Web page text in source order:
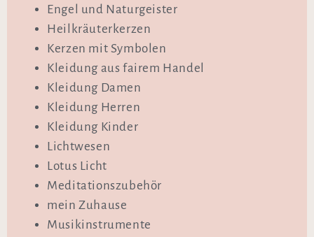
Engel und Naturgeister
Heilkräuterkerzen
Kerzen mit Symbolen
Kleidung aus fairem Handel
Kleidung Damen
Kleidung Herren
Kleidung Kinder
Lichtwesen
Lotus Licht
Meditationszubehör
mein Zuhause
Musikinstrumente